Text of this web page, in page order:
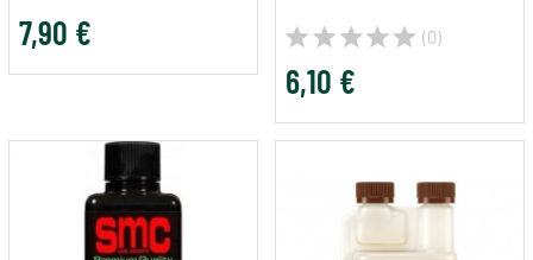
7,90 € (0)
6,10 €